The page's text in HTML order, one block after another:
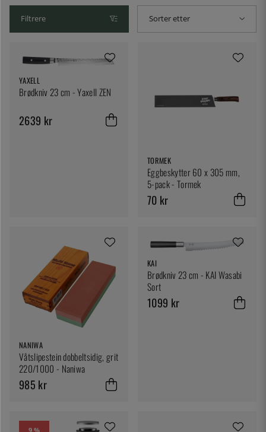
Filtrere Sorter etter
YAXELL
Brødkniv 23 cm - Yaxell ZEN
2639 kr
TORMEK
Eggbeskytter 60 x 305 mm,
5-pack - Tormek
70 kr
NANIWA
Våtslipestein dobbeltsidig, grit
220/1000 - Naniwa
985 kr
KAI
Brødkniv 23 cm - KAI Wasabi
Sort
1099 kr
9 %